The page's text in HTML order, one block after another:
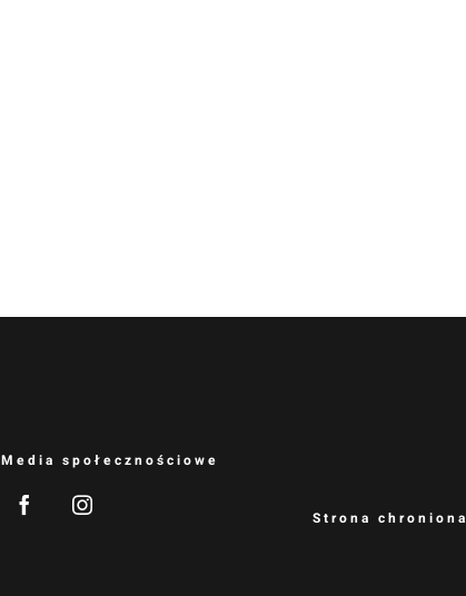
Media społecznościowe
Strona chroniona